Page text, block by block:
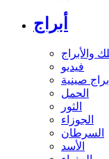
أبراج
والأبراج
فيديو
أبراج صينية
الحمل
الثور
الجوزاء
السرطان
الأسد